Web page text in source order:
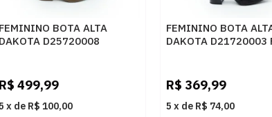
FEMININO BOTA ALTA
DAKOTA D25720008
R$ 499,99
x de R$ 100,00
FEMININO BOTA
DAKOTA D21720003
R$ 369,99
5 x de R$ 74,00